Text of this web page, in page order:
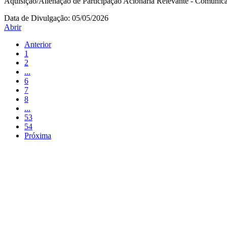
Data de Divulgação: 05/05/2026
Abrir
Anterior
1
2
...
6
7
8
...
53
54
Próxima